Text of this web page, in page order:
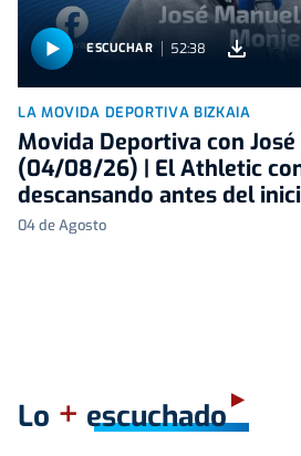
ESCUCHAR 52:38
LA MOVIDA DEPORTIVA BIZKAIA
Movida Deportiva con
(04/08/26) | El Athletic
descansando antes del
04 de Agosto
Lo + escuchado